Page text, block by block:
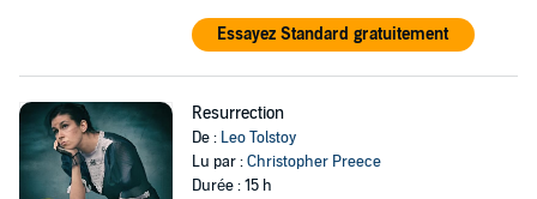
Essayez Standard gratuitement
Resurrection
De : Leo Tolstoy
Lu par :Christopher Preece
Durée : 15 h